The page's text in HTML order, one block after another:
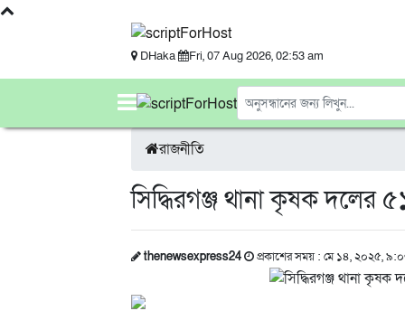
DHaka Fri, 07 Aug 2026, 02:53 am
রাজনীতি
সিদ্ধিরগঞ্জ থানা কৃষক দলের
thenewsexpress24 প্রকাশের সময় : মে ১৪, ২০২৫,